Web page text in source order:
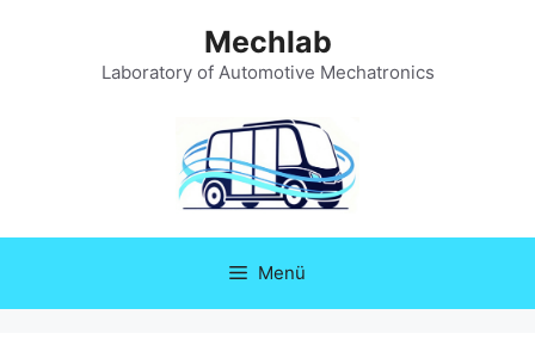
Mechlab
Laboratory of Automotive Mechatronics
Menü